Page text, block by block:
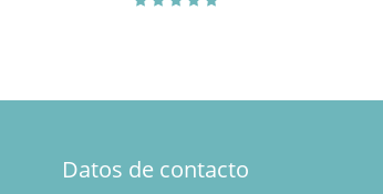
Datos de contacto